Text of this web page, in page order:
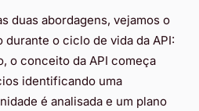
duas abordagens, vejamos o
o ciclo de vida da API:
o conceito da API começa
identificando uma
é analisada e um plano